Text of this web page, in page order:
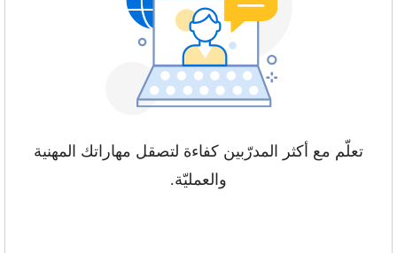
تعلّم مع أكثر المدرّبين كفاءة لتصقل مهاراتك المهنية
والعمليّة.